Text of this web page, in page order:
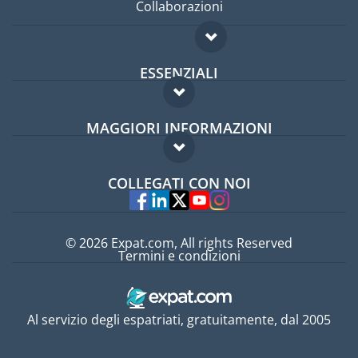
Collaborazioni
ESSENZIALI
Forum per expat
Guida per expat
MAGGIORI INFORMAZIONI
Domande frequenti
Esperti
COLLEGATI CON NOI
Al servizio degli espatriati, gratuitamente, dal 2005
© 2026 Expat.com, All rights Reserved
Termini e condizioni